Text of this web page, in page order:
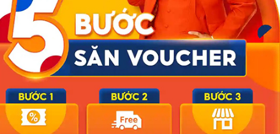
đã cùng nhau họp, lập biên bản kiến nghị Ban giám hiệu đối thoại
thời thanh toán tiền dạy thừa giờ.
của nhiều giáo viên đã được thắp lên. Đây được coi là một hành
không chỉ để xử lý những cá nhân vi phạm mà còn để lập lại kỷ
của pháp luật, đồng thời gửi đi thông điệp mạnh mẽ rằng mọi sai
quyền lợi chính đáng của đội ngũ giáo viên, sẽ không được dung